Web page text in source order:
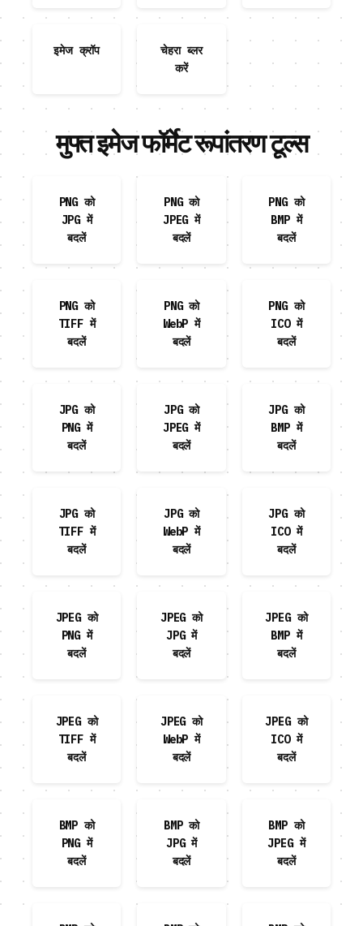
इमेज क्रॉप
चेहरा ब्लर
करें
मुफ्त इमेज फॉर्मेट रूपांतरण टूल्स
PNG को
JPG में
बदलें
PNG को
JPEG में
बदलें
PNG को
BMP में
बदलें
PNG को
TIFF में
बदलें
PNG को
WebP में
बदलें
PNG को
ICO में
बदलें
JPG को
PNG में
बदलें
JPG को
JPEG में
बदलें
JPG को
BMP में
बदलें
JPG को
TIFF में
बदलें
JPG को
WebP में
बदलें
JPG को
ICO में
बदलें
JPEG को
PNG में
बदलें
JPEG को
JPG में
बदलें
JPEG को
BMP में
बदलें
JPEG को
TIFF में
बदलें
JPEG को
WebP में
बदलें
JPEG को
ICO में
बदलें
BMP को
PNG में
बदलें
BMP को
JPG में
बदलें
BMP को
JPEG में
बदलें